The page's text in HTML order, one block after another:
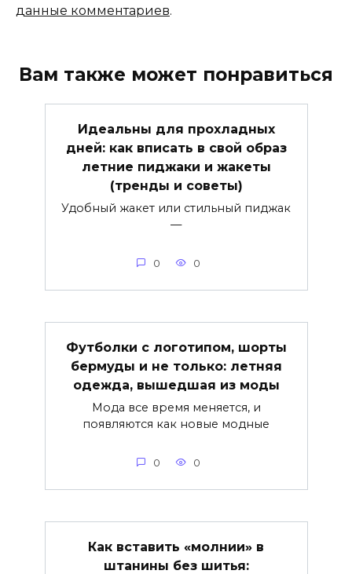
данные комментариев.
Вам также может понравиться
Идеальны для прохладных
дней: как вписать в свой образ
летние пиджаки и жакеты
(тренды и советы)
Удобный жакет или стильный пиджак
—
0 0
Футболки с логотипом, шорты
бермуды и не только: летняя
одежда, вышедшая из моды
Мода все время меняется, и
появляются как новые модные
0 0
Как вставить «молнии» в
штанины без шитья: